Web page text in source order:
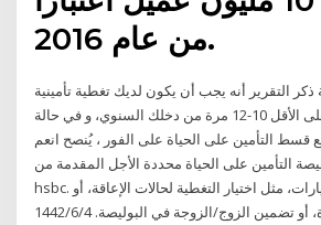
من عام 2016.
ذكر التقرير أنه يجب أن يكون لديك تغطية تأمينية
مناسبة على الحياة ، على الأقل 10-12 مرة من دخلك السنوي، و في حالة
التأمين على الحياة على الفور ، يُنصح انعم
التأمين على الحياة محددة الأجل المقدمة من
hsbc. استفد من مجموعة خيارات، مثل اختيار التغطية لحالات الإعاقة، أو
حالات الأمراض الخطيرة، أو تضمين الزوج/الزوجة في البوليصة. 4‏‏/6‏‏/1442